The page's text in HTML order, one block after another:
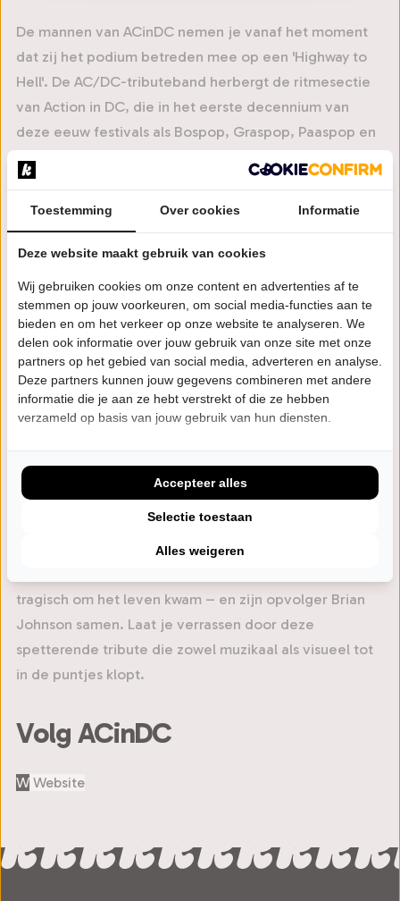
De mannen van ACinDC nemen je vanaf het moment
dat zij het podium betreden mee op een 'Highway to
Hell'. De AC/DC-tributeband herbergt de ritmesectie
van Action in DC, die in het eerste decennium van
deze eeuw festivals als Bospop, Graspop, Paaspop en
de Zwarte Cross op de grondvesten deed trillen. Een
trilling die tot in Australië gevoeld werd, want de groep
maakte een tournee Down Under op uitnodiging van
het managementbureau van AC/DC. Eind 2009 stopte
Action in DC en niet veel later zag ACinDC het
daglicht, met genoemde ritmesectie naast de
fantastische Bon Scott-vertolker John Blandford en de
energieke gitarist Jasper Mouws, die Angus Young een
dubbelganger bezorgde.
Door hun jarenlange podiumervaring in de AC/DC-
tributewereld weten deze rockers precies hoe ze je
moeten meenemen naar een Thunderstruck-
rockervaring. Aan hun wisselstroom-gelijkstroom met
een voltage boven de 10.000 hou je gegarandeerd
dagenlang kippenvel en rechtopstaande haren over.
Tijdens dit krachtige optreden komen de beste
tragisch om het leven kwam – en zijn opvolger Brian
Johnson samen. Laat je verrassen door deze
spetterende tribute die zowel muzikaal als visueel tot
in de puntjes klopt.
Volg ACinDC
W Website
Toestemming Over cookies Informatie
Deze website maakt gebruik van cookies
Wij gebruiken cookies om onze content en advertenties af te
stemmen op jouw voorkeuren, om social media-functies aan te
bieden en om het verkeer op onze website te analyseren. We
delen ook informatie over jouw gebruik van onze site met onze
partners op het gebied van social media, adverteren en analyse.
Deze partners kunnen jouw gegevens combineren met andere
informatie die je aan ze hebt verstrekt of die ze hebben
verzameld op basis van jouw gebruik van hun diensten.
Alles weigeren
Selectie toestaan
Accepteer alles